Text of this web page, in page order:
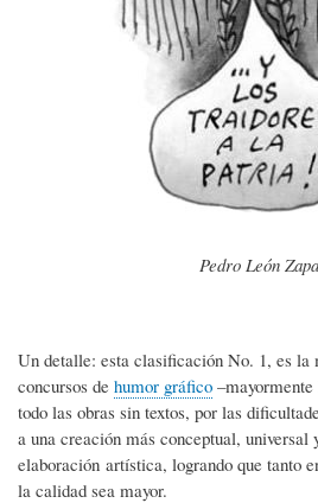
Pedro León
Un detalle: esta clasificación No. 1, es la
concursos de humor gráfico
todo las obras sin textos, por las
a una creación más conceptual, universal
elaboración artística, logrando que tanto
la calidad sea mayor.